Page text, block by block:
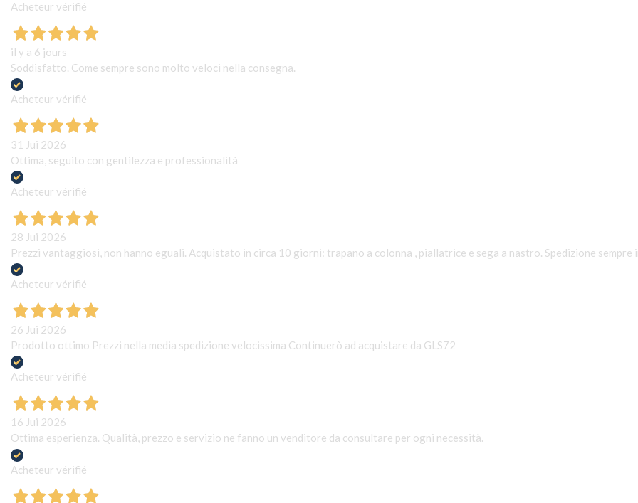
Acheteur vérifié
il y a 6 jours
Soddisfatto. Come sempre sono molto veloci nella consegna.
Acheteur vérifié
31 Jui 2026
Ottima, seguito con gentilezza e professionalità
Acheteur vérifié
28 Jui 2026
Prezzi vantaggiosi, non hanno eguali. Acquistato in circa 10 giorni: trapano a colonna , piallatrice e sega a nastro. Spedizione sempre
Acheteur vérifié
26 Jui 2026
Prodotto ottimo Prezzi nella media spedizione velocissima Continuerò ad acquistare da GLS72
Acheteur vérifié
16 Jui 2026
Ottima esperienza. Qualità, prezzo e servizio ne fanno un venditore da consultare per ogni necessità.
Acheteur vérifié